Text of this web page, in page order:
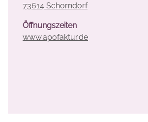
73614 Schorndorf
Öffnungszeiten
www.apofaktur.de